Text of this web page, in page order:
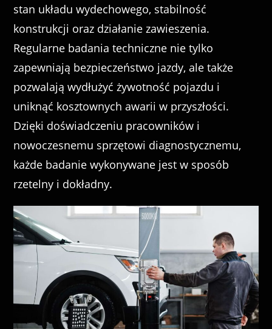
stan układu wydechowego, stabilność
konstrukcji oraz działanie zawieszenia.
Regularne badania techniczne nie tylko
zapewniają bezpieczeństwo jazdy, ale także
pozwalają wydłużyć żywotność pojazdu i
uniknąć kosztownych awarii w przyszłości.
Dzięki doświadczeniu pracowników i
nowoczesnemu sprzętowi diagnostycznemu,
każde badanie wykonywane jest w sposób
rzetelny i dokładny.